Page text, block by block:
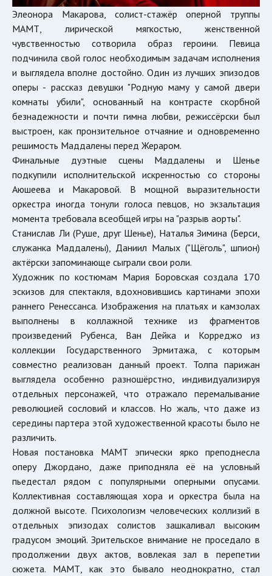
Элеонора Макарова, солист-стажёр оперной труппы
МАМТ, лирической мягкостью, женственной
чувственностью сотворила образ героини. Певица
подчинила свой голос необходимым задачам исполнения
и выглядела вполне достойно. Один из лучших эпизодов
оперы - рассказ девушки "Родную маму у самой двери
комнаты убили", основанный на контрасте скорбной
безнадежности и почти гимна любви, режиссёрски был
выстроен, как пронзительное отчаяние и одновременно
решимость Маддалены перед Жераром.
Финальные дуэтные сцены Маддалены и Шенье
подкупили исполнительской искренностью со стороны
Аюшеева и Макаровой. В мощной выразительности
оркестра иногда тонули голоса певцов, но экзальтация
момента требовала всеобщей игры на "разрыв аорты".
Станислав Ли (Руше, друг Шенье), Наталья Зимина (Берси,
служанка Маддалены), Даниил Малых ("Щёголь", шпион)
актёрски запоминающе сыграли свои роли.
Художник по костюмам Мария Боровская создала 170
эскизов для спектакля, вдохновившись картинами эпохи
раннего Ренессанса. Изображения на платьях и камзолах
выполнены в коллажной технике из фрагментов
произведений Рубенса, Ван Дейка и Корреджо из
коллекции Государственного Эрмитажа, с которым
совместно реализован данный проект. Толпа парижан
выглядела особенно разношёрстно, индивидуализируя
отдельных персонажей, что отражало перемалывание
революцией сословий и классов. Но жаль, что даже из
середины партера этой художественной красоты было не
различить.
Новая постановка МАМТ эпически ярко преподнесла
оперу Джордано, даже приподняла её на условный
пьедестал рядом с популярными оперными опусами.
Коллективная составляющая хора и оркестра была на
должной высоте. Психологизм человеческих коллизий в
отдельных эпизодах солистов зашкаливал высоким
градусом эмоций. Зрительское внимание не проседало в
продолжении двух актов, вовлекая зал в перепетии
сюжета. МАМТ, как это бывало неоднократно, стал